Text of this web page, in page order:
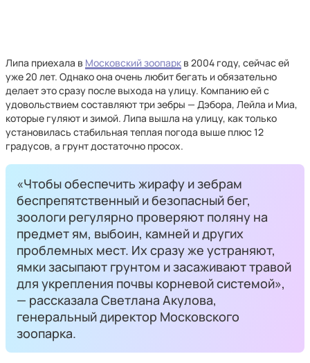
Липа приехала в Московский зоопарк в 2004 году, сейчас ей
уже 20 лет. Однако она очень любит бегать и обязательно
делает это сразу после выхода на улицу. Компанию ей с
удовольствием составляют три зебры — Дэбора, Лейла и Миа,
которые гуляют и зимой. Липа вышла на улицу, как только
установилась стабильная теплая погода выше плюс 12
градусов, а грунт достаточно просох.
«Чтобы обеспечить жирафу и зебрам
беспрепятственный и безопасный бег,
зоологи регулярно проверяют поляну на
предмет ям, выбоин, камней и других
проблемных мест. Их сразу же устраняют,
ямки засыпают грунтом и засаживают травой
для укрепления почвы корневой системой»,
— рассказала Светлана Акулова,
генеральный директор Московского
зоопарка.